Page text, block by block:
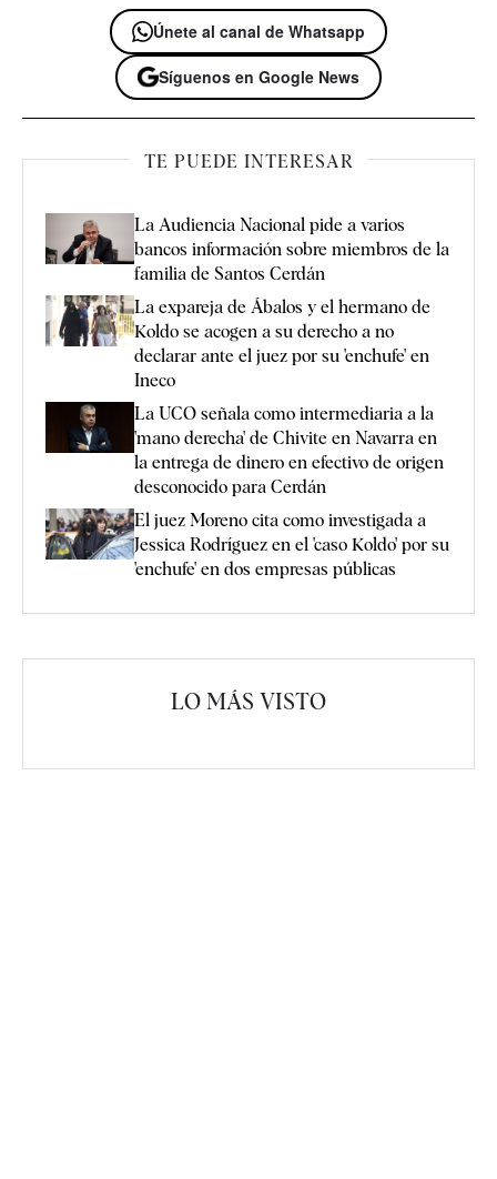
Únete al canal de Whatsapp
Síguenos en Google News
TE PUEDE INTERESAR
La Audiencia Nacional pide a varios
bancos información sobre miembros de la
familia de Santos Cerdán
La expareja de Ábalos y el hermano de
Koldo se acogen a su derecho a no
declarar ante el juez por su 'enchufe' en
Ineco
La UCO señala como intermediaria a la
'mano derecha' de Chivite en Navarra en
la entrega de dinero en efectivo de origen
desconocido para Cerdán
El juez Moreno cita como investigada a
Jessica Rodríguez en el 'caso Koldo' por su
'enchufe' en dos empresas públicas
LO MÁS VISTO